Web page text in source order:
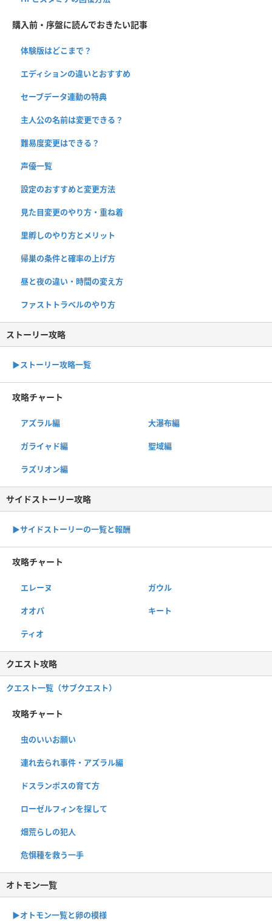
購入前・序盤に読んでおきたい記事
体験版はどこまで？
エディションの違いとおすすめ
セーブデータ連動の特典
主人公の名前は変更できる？
難易度変更はできる？
声優一覧
設定のおすすめと変更方法
見た目変更のやり方・重ね着
里孵しのやり方とメリット
帰巣の条件と確率の上げ方
昼と夜の違い・時間の変え方
ファストトラベルのやり方
ストーリー攻略
▶︎ストーリー攻略一覧
攻略チャート
アズラル編 大瀑布編
ガライャド編 聖域編
ラズリオン編
サイドストーリー攻略
▶サイドストーリーの一覧と報酬
攻略チャート
エレーヌ ガウル
オオパ キート
ティオ
クエスト攻略
クエスト一覧（サブクエスト）
攻略チャート
虫のいいお願い
連れ去られ事件・アズラル編
ドスランポスの育て方
ローゼルフィンを探して
畑荒らしの犯人
危惧種を救う一手
オトモン一覧
▶︎オトモン一覧と卵の模様